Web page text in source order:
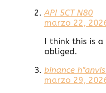
API 5CT N80
marzo 22,
I think this is
obliged.
binance
marzo 29,